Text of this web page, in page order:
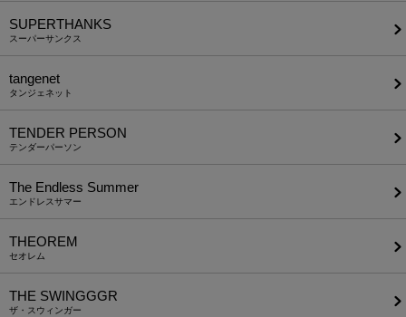
SUPERTHANKS
スーパーサンクス
tangenet
タンジェネット
TENDER PERSON
テンダーパーソン
The Endless Summer
エンドレスサマー
THEOREM
セオレム
THE SWINGGGR
ザ・スウィンガー